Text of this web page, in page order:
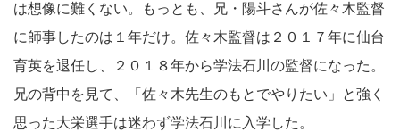
は想像に難くない。もっとも、兄・陽斗さんが佐々木監督
に師事したのは１年だけ。佐々木監督は２０１７年に仙台
育英を退任し、２０１８年から学法石川の監督になった。
兄の背中を見て、「佐々木先生のもとでやりたい」と強く
思った大栄選手は迷わず学法石川に入学した。